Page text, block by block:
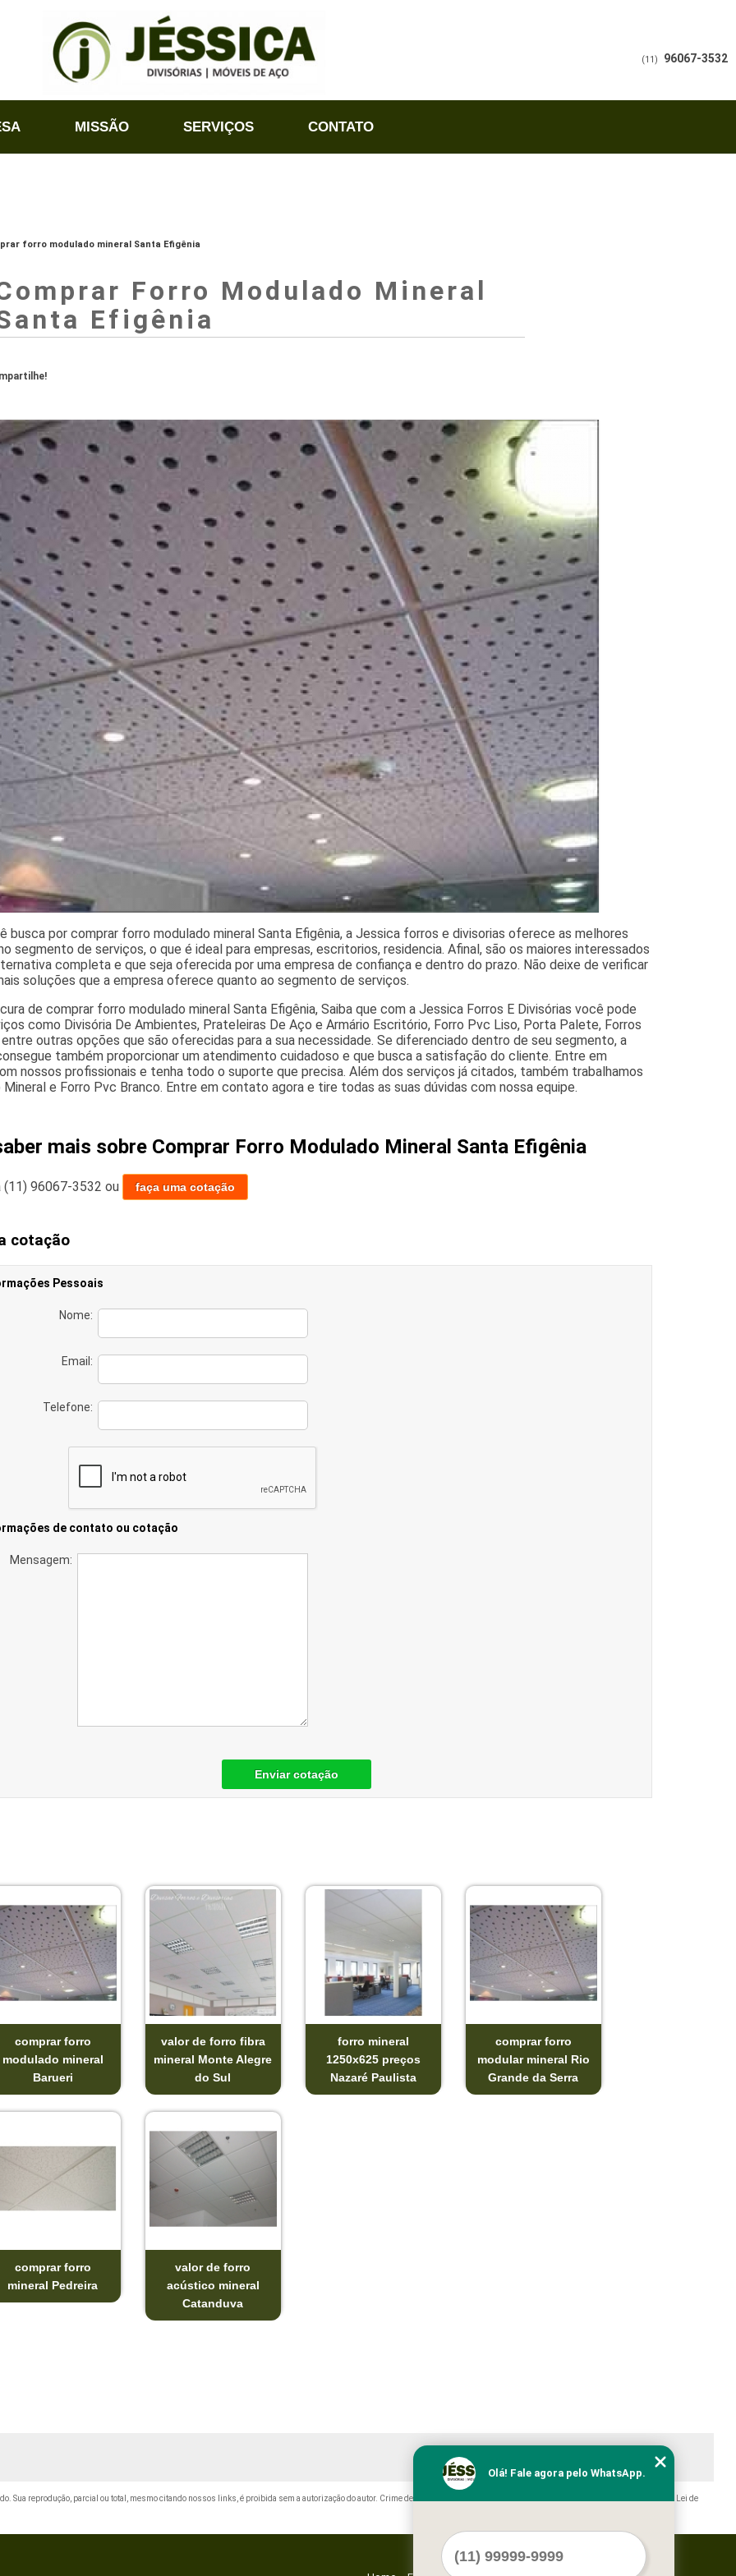
MISSÃO SERVIÇOS CONTATO
(11) 96067-3532
forro modulado mineral Santa Efigênia
Forro Modulado Mineral
Efigênia
busca por comprar forro modulado mineral Santa Efigênia, a Jessica forros e divisorias oferece as melhores
segmento de serviços, o que é ideal para empresas, escritorios, residencia. Afinal, são os maiores interessados
completa e que seja oferecida por uma empresa de confiança e dentro do prazo. Não deixe de verificar
soluções que a empresa oferece quanto ao segmento de serviços.
de comprar forro modulado mineral Santa Efigênia, Saiba que com a Jessica Forros E Divisórias você pode
como Divisória De Ambientes, Prateleiras De Aço e Armário Escritório, Forro Pvc Liso, Porta Palete, Forros
outras opções que são oferecidas para a sua necessidade. Se diferenciado dentro de seu segmento, a
também proporcionar um atendimento cuidadoso e que busca a satisfação do cliente. Entre em
nossos profissionais e tenha todo o suporte que precisa. Além dos serviços já citados, também trabalhamos
Mineral e Forro Pvc Branco. Entre em contato agora e tire todas as suas dúvidas com nossa equipe.
mais sobre Comprar Forro Modulado Mineral Santa Efigênia
(11) 96067-3532 ou faça uma cotação
cotação
Pessoais
Nome:
Email:
Telefone:
de contato ou cotação
Mensagem:
Enviar cotação
comprar forro
modulado mineral
Barueri
valor de forro fibra
mineral Monte Alegre
do Sul
forro mineral
1250x625 preços
Nazaré Paulista
comprar forro
modular mineral Rio
Grande da Serra
comprar forro
mineral Pedreira
valor de forro
acústico mineral
Catanduva
Sua reprodução, parcial ou total, mesmo citando nossos links, é proibida sem a autorização do autor. Crime de violação de direito autoral – artigo 184 do Código Penal –
Lei 9610/98 - Lei de
Olá! Fale agora pelo WhatsApp.